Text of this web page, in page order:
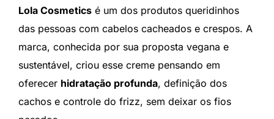
Lola Cosmetics é um dos produtos queridinhos
das pessoas com cabelos cacheados e crespos. A
marca, conhecida por sua proposta vegana e
sustentável, criou esse creme pensando em
oferecer hidratação profunda, definição dos
cachos e controle do frizz, sem deixar os fios